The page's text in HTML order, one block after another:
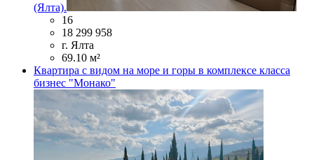
(Ялта).
16
18 299 958
г. Ялта
69.10 м²
Квартира с видом на море и горы в комплексе класса
бизнес "Монако"